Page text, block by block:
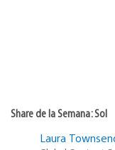
Share de la Semana: Sol
Laura